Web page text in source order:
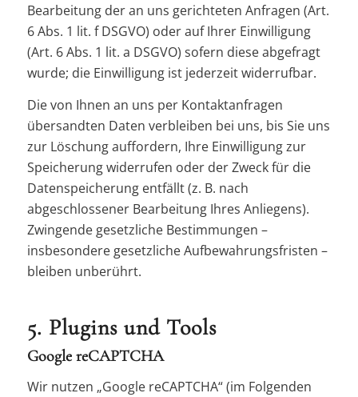
Bearbeitung der an uns gerichteten Anfragen (Art.
6 Abs. 1 lit. f DSGVO) oder auf Ihrer Einwilligung
(Art. 6 Abs. 1 lit. a DSGVO) sofern diese abgefragt
wurde; die Einwilligung ist jederzeit widerrufbar.
Die von Ihnen an uns per Kontaktanfragen
übersandten Daten verbleiben bei uns, bis Sie uns
zur Löschung auffordern, Ihre Einwilligung zur
Speicherung widerrufen oder der Zweck für die
Datenspeicherung entfällt (z. B. nach
abgeschlossener Bearbeitung Ihres Anliegens).
Zwingende gesetzliche Bestimmungen –
insbesondere gesetzliche Aufbewahrungsfristen –
bleiben unberührt.
5. Plugins und Tools
Google reCAPTCHA
Wir nutzen „Google reCAPTCHA“ (im Folgenden